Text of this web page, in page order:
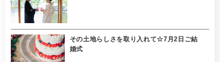
その土地らしさを取り入れて☆7月2日ご結
婚式